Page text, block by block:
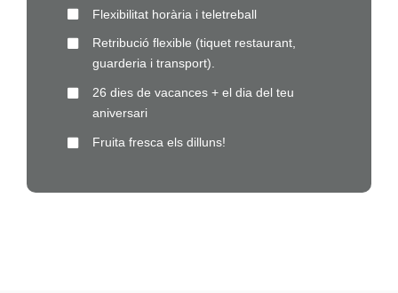
Flexibilitat horària i teletreball
Retribució flexible (tiquet restaurant,
guarderia i transport).
26 dies de vacances + el dia del teu
aniversari
Fruita fresca els dilluns!